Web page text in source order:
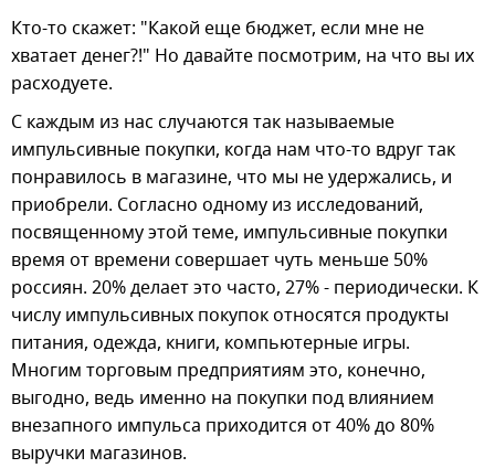
Кто-то скажет: "Какой еще бюджет, если мне не
хватает денег?!" Но давайте посмотрим, на что вы их
расходуете.
С каждым из нас случаются так называемые
импульсивные покупки, когда нам что-то вдруг так
понравилось в магазине, что мы не удержались, и
приобрели. Согласно одному из исследований,
посвященному этой теме, импульсивные покупки
время от времени совершает чуть меньше 50%
россиян. 20% делает это часто, 27% - периодически. К
числу импульсивных покупок относятся продукты
питания, одежда, книги, компьютерные игры.
Многим торговым предприятиям это, конечно,
выгодно, ведь именно на покупки под влиянием
внезапного импульса приходится от 40% до 80%
выручки магазинов.